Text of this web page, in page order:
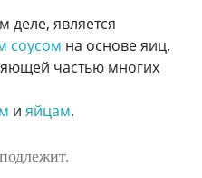
деле, является
соусом на основе яиц.
частью многих
и яйцам.